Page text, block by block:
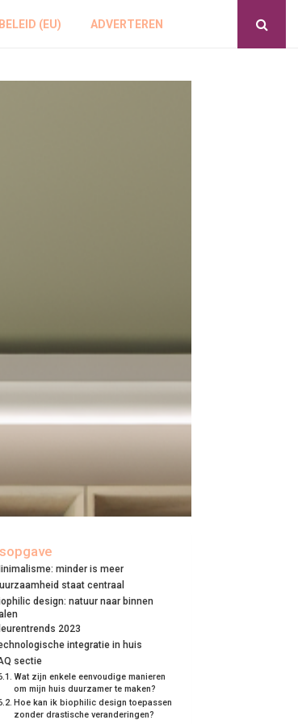
(EU) ADVERTEREN
minder is meer
staat centraal
design: natuur naar binnen
2023
integratie in huis
sectie
Wat zijn enkele eenvoudige manieren
om mijn huis duurzamer te maken?
Hoe kan ik biophilic design toepassen
zonder drastische veranderingen?